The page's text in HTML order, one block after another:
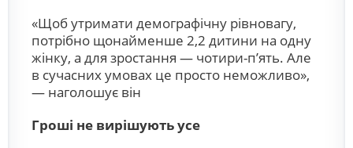
«Щоб утримати демографічну рівновагу,
потрібно щонайменше 2,2 дитини на одну
жінку, а для зростання — чотири-п’ять. Але
в сучасних умовах це просто неможливо»,
— наголошує він
Гроші не вирішують усе